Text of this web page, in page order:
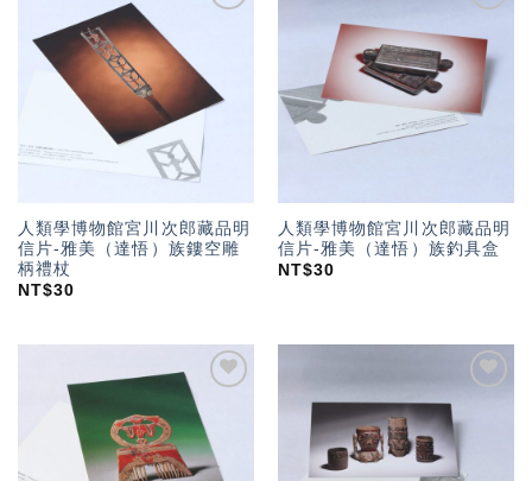
人類學博物館宮川次郎藏品明
信片-雅美（達悟）族鏤空雕
柄禮杖
NT$30
「願
望輕
單」
人類學博物館宮川次郎藏品明
信片-雅美（達悟）族釣具盒
NT$30
單」